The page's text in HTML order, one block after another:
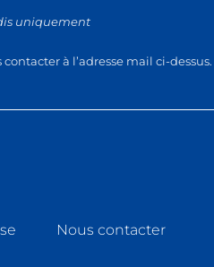
uniquement
à l’adresse mail ci-dessus.
Nous contacter